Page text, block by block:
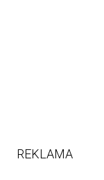
REKLAMA